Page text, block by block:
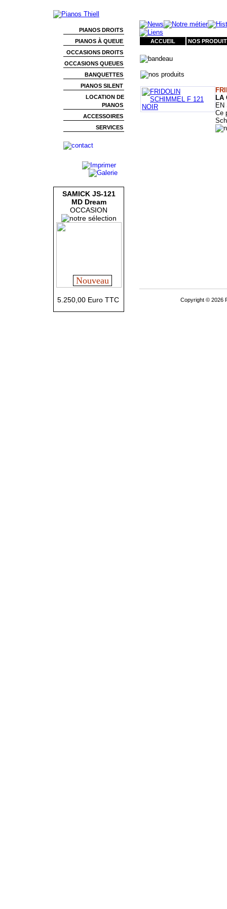
PIANOS DROITS
PIANOS À QUEUE
OCCASIONS DROITS
OCCASIONS QUEUES
BANQUETTES
PIANOS SILENT
LOCATION DE
PIANOS
ACCESSOIRES
SERVICES
SAMICK JS-121
MD Dream
OCCASION
Nouveau
5.250,00 Euro TTC
ACCUEIL NOS
LA
EN
Ce
Copyright © 2026